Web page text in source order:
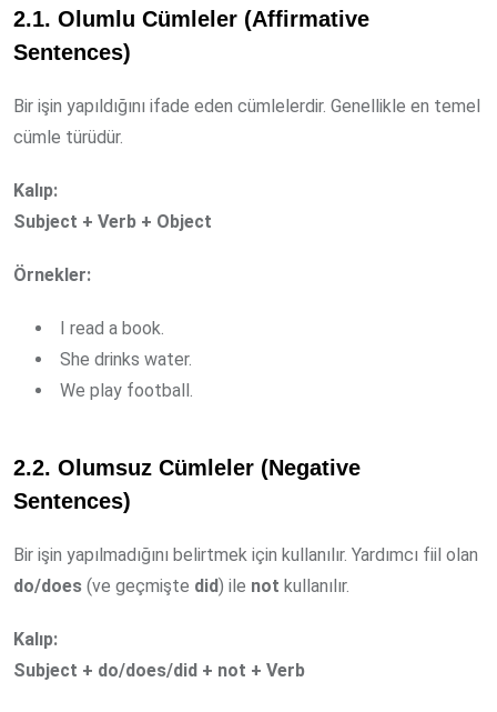
2.1. Olumlu Cümleler (Affirmative
Sentences)
Bir işin yapıldığını ifade eden cümlelerdir. Genellikle en temel
cümle türüdür.
Kalıp:
Subject + Verb + Object
Örnekler:
I read a book.
She drinks water.
We play football.
2.2. Olumsuz Cümleler (Negative
Sentences)
Bir işin yapılmadığını belirtmek için kullanılır. Yardımcı fiil olan
do/does (ve geçmişte did) ile not kullanılır.
Kalıp:
Subject + do/does/did + not + Verb